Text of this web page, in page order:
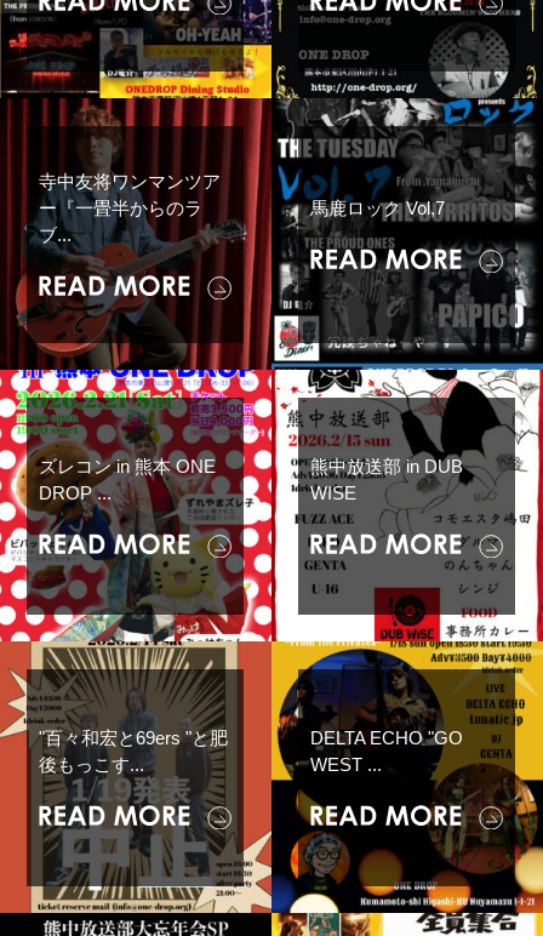
寺中友将ワンマンツア
ー『一畳半からのラ
ブ...
馬鹿ロック Vol,7
ズレコン in 熊本 ONE
DROP ...
熊中放送部 in DUB
WISE
"百々和宏と69ers "と肥
後もっこす...
DELTA ECHO "GO
WEST ...